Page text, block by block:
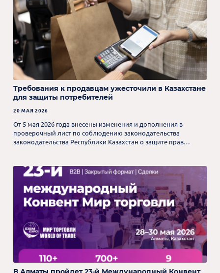
Требования к продавцам ужесточили в Казахстане
для защиты потребителей
20 МАЯ 2026
От 5 мая 2026 года внесены изменения и дополнения в
проверочный лист по соблюдению законодательства
законодательства Республики Казахстан о защите прав